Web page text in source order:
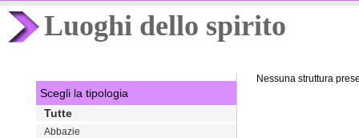
Luoghi dello spirito
Nessuna struttura
Scegli la tipologia
Tutte
Abbazie